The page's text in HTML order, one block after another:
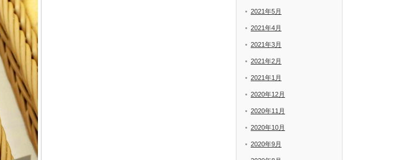
2021年5月
2021年4月
2021年3月
2021年2月
2021年1月
2020年12月
2020年11月
2020年10月
2020年9月